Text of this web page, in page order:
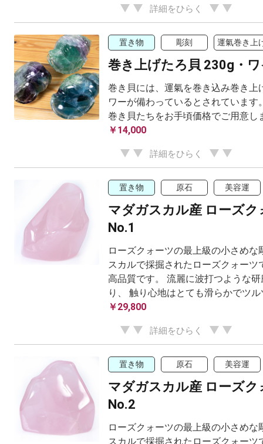
詳細をひらく
置き物 彫刻 運氣巻き上
巻き上げたろ貝 230g・
巻き貝には、運氣を巻き込み巻き上
ワーが備わっているとされています
巻き貝たちをお手頃価格でご用意し
￥14,000
詳細をひらく
置き物 原石 美容運
マダガスカル産 ローズク
No.1
ローズクォーツの最上級の小さめな
スカルで採掘されたローズクォーツ
高品質です。 流麗に波打つような
り、 触り心地はとても滑らかでツ
￥29,800
詳細をひらく
置き物 原石 美容運
マダガスカル産 ローズク
No.2
ローズクォーツの最上級の小さめな
スカルで採掘されたローズクォーツ